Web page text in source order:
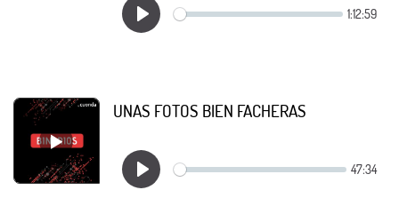
UNAS FOTOS BIEN FACHERAS